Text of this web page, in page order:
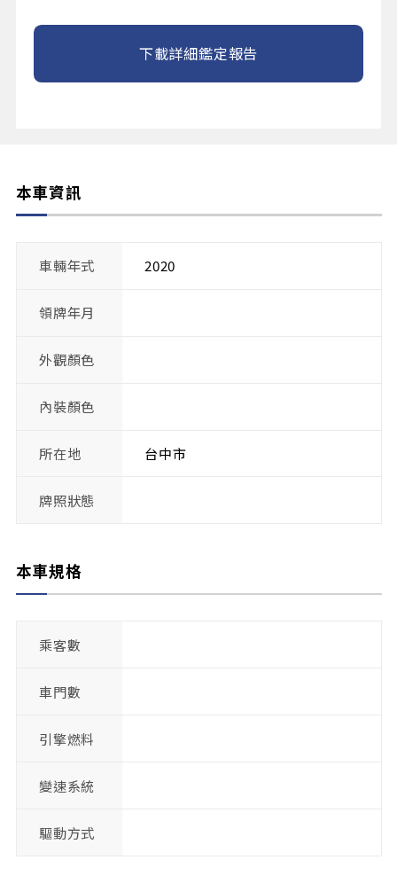
下載詳細鑑定報告
本車資訊
車輛年式 2020
領牌年月
外觀顏色
內裝顏色
所在地 台中市
牌照狀態
本車規格
乘客數
車門數
引擎燃料
變速系統
驅動方式